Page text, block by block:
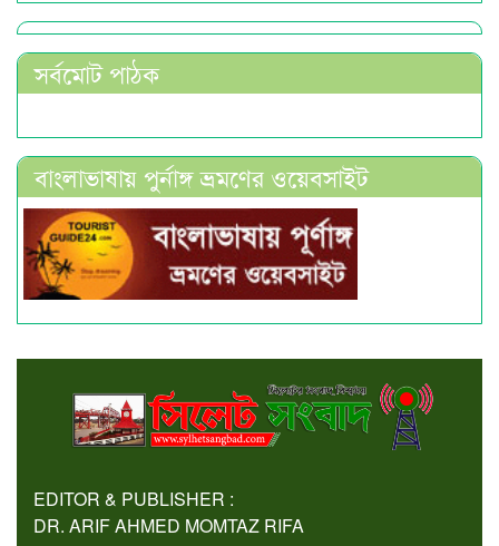
সর্বমোট পাঠক
বাংলাভাষায় পুর্নাঙ্গ ভ্রমণের ওয়েবসাইট
EDITOR & PUBLISHER :
DR. ARIF AHMED MOMTAZ RIFA